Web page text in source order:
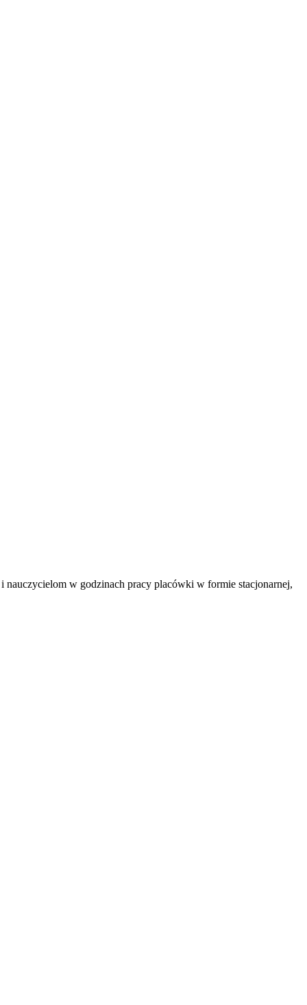
w godzinach pracy placówki w formie stacjonarnej,